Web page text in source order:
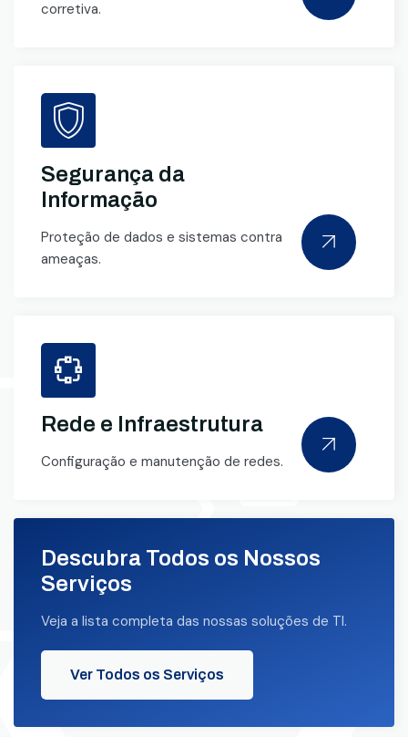
corretiva.
Segurança da
Informação
Proteção de dados e sistemas contra
ameaças.
Rede e Infraestrutura
Configuração e manutenção de redes.
Descubra Todos os Nossos
Serviços
Veja a lista completa das nossas soluções de TI.
Ver Todos os Serviços